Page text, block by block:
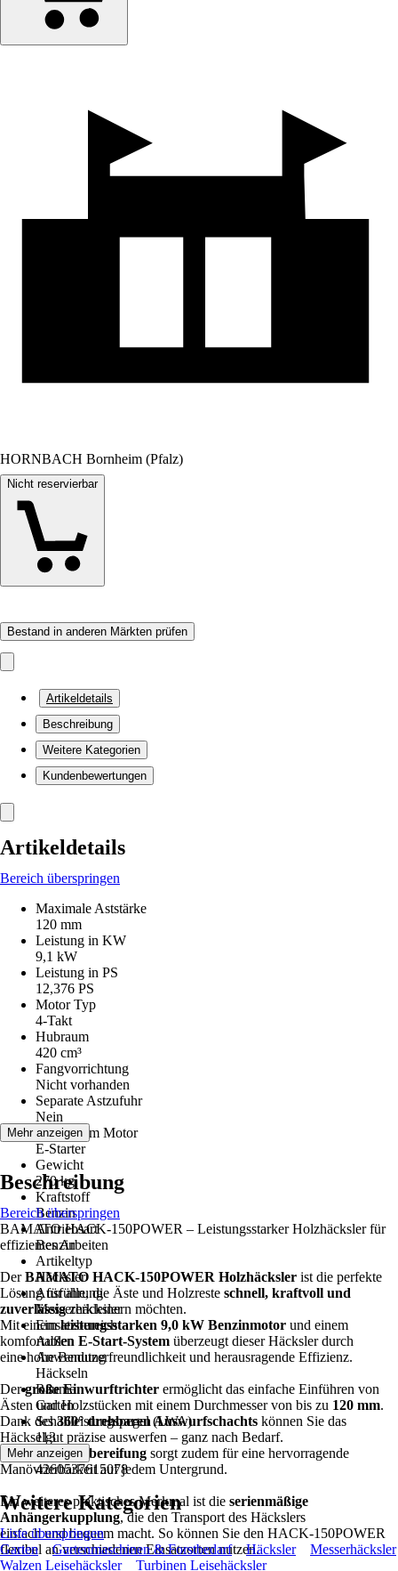
HORNBACH Bornheim (Pfalz)
Nicht reservierbar
Bestand in anderen Märkten prüfen
Artikeldetails
Beschreibung
Weitere Kategorien
Kundenbewertungen
Artikeldetails
Bereich überspringen
Maximale Aststärke
120 mm
Leistung in KW
9,1 kW
Leistung in PS
12,376 PS
Motor Typ
4-Takt
Hubraum
420 cm³
Fangvorrichtung
Nicht vorhanden
Separate Astzufuhr
Nein
Startsystem Motor
E-Starter
Gewicht
270 kg
Kraftstoff
Benzin
Antriebsart
Benzin
Artikeltyp
Häcksler
Ausführung
Messerhäcksler
Einsatzbereich
Außen
Anwendung
Häckseln
Räume
Garten
Schallleistungspegel (LWA)
113
EAN
4260537615078
Mehr anzeigen
Beschreibung
Bereich überspringen
BAMATO HACK-150POWER – Leistungsstarker Holzhäcksler für
effizientes Arbeiten
DerBAMATO HACK-150POWER Holzhäcksler ist die perfekte
Lösung für alle, die Äste und Holzreste schnell, kraftvoll und
zuverlässigzerkleinern möchten.
Mit einemleistungsstarken 9,0 kW Benzinmotor und einem
komfortablen E-Start-System überzeugt dieser Häcksler durch
eine hohe Benutzerfreundlichkeit und herausragende Effizienz.
Dergroße Einwurftrichter ermöglicht das einfache Einführen von
Ästen und Holzstücken mit einem Durchmesser von bis zu 120 mm.
Dank des360° drehbaren Auswurfschachts können Sie das
Häckselgut präzise auswerfen – ganz nach Bedarf.
Diegroße Luftbereifung sorgt zudem für eine hervorragende
Manövrierbarkeit auf jedem Untergrund.
Ein weiteres praktisches Merkmal ist die serienmäßige
Anhängerkupplung, die den Transport des Häckslers
einfach und bequem macht. So können Sie den HACK-150POWER
flexibel an verschiedenen Einsatzorten nutzen.
Mehr anzeigen
Weitere Kategorien
Liste überspringen
Garten
Gartenmaschinen & Forstbedarf Häcksler
Messerhäcksler
Walzen Leisehäcksler
Turbinen Leisehäcksler